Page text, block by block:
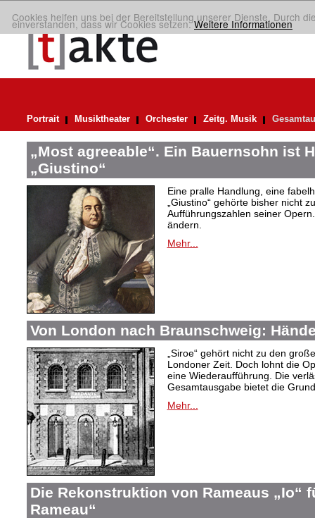
Cookies helfen uns bei der Bereitstellung unserer Dienste. Durch
einverstanden, dass wir Cookies setzen.Weitere Informationen
Portrait Musiktheater Orchester Zeitg. Musik
„Most agreeable“. Ein Bauernsohn ist
„Giustino“
Eine pralle Handlung, eine
„Giustino“ gehörte bisher nicht
Aufführungszahlen seiner
ändern.
Mehr...
Von London nach Braunschweig:
„Siroe“ gehört nicht zu den
Londoner Zeit. Doch lohnt die
eine Wiederaufführung. Die
Gesamtausgabe bietet die
Mehr...
Die Rekonstruktion von Rameaus „Io“
Rameau“